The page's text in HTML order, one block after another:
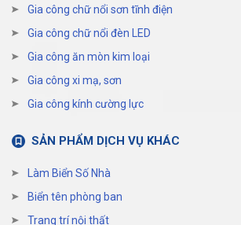
Gia công chữ nổi sơn tĩnh điện
Gia công chữ nổi đèn LED
Gia công ăn mòn kim loại
Gia công xi mạ, sơn
Gia công kính cường lực
SẢN PHẨM DỊCH VỤ KHÁC
Làm Biển Số Nhà
Biển tên phòng ban
Trang trí nội thất